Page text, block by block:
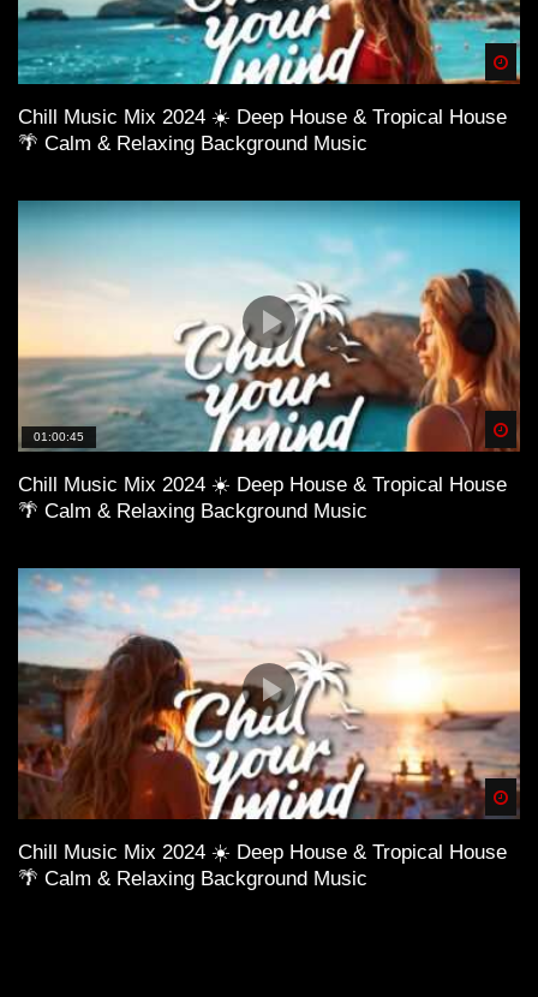
Chill Music Mix 2024 ☀️ Deep House & Tropical House
🌴 Calm & Relaxing Background Music
01:00:45
Chill Music Mix 2024 ☀️ Deep House & Tropical House
🌴 Calm & Relaxing Background Music
Chill Music Mix 2024 ☀️ Deep House & Tropical House
🌴 Calm & Relaxing Background Music